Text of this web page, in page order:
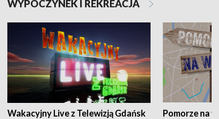
WYPOCZYNEK I REKREACJA
Wakacyjny Live z Telewizją Gdańsk Pomorze na